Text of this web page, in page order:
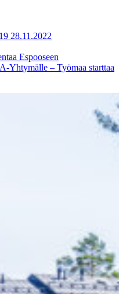
28.11.2022
Espooseen
Yhtymälle – Työmaa starttaa